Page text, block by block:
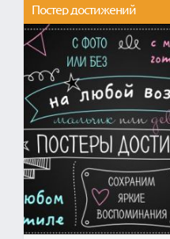
Постер достижений